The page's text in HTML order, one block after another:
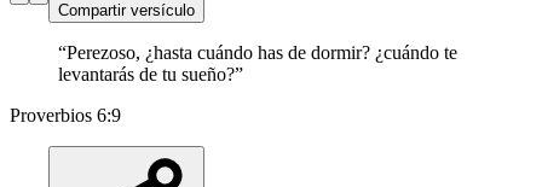
Compartir versículo
“Perezoso, ¿hasta cuándo has de dormir? ¿cuándo te
levantarás de tu sueño?”
Proverbios 6:9